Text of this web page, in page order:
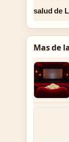
salud de
Mas de